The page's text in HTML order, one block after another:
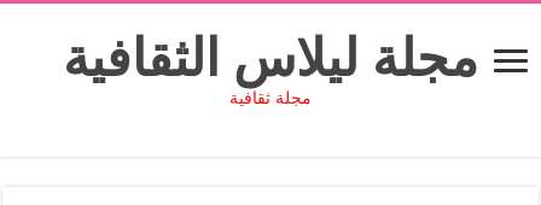
مجلة ليلاس الثقافية
مجلة ثقافية